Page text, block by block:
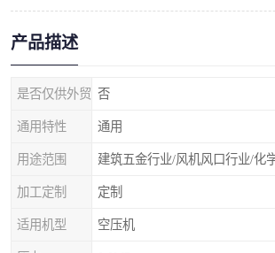
产品描述
是否仅供外贸 否
通用特性 通用
用途范围 建筑五金行业/风机风口行业/化
加工定制 定制
适用机型 空压机